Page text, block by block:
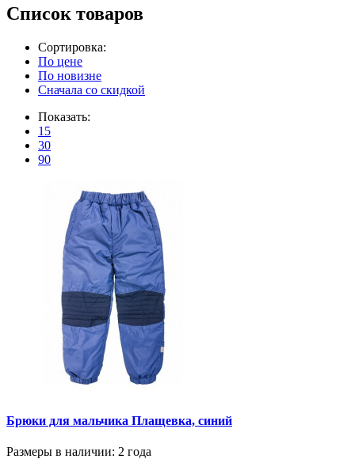
Список товаров
Сортировка:
По цене
По новизне
Сначала со скидкой
Показать:
15
30
90
Брюки для мальчика Плащевка, синий
Размеры в наличии: 2 года